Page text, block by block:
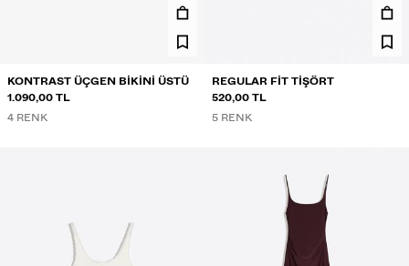
KONTRAST ÜÇGEN BIKINI ÜSTÜ
1.090,00 TL
4 RENK
REGULAR FIT TIŞÖRT
520,00 TL
5 RENK